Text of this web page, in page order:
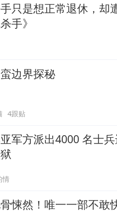
只是想正常退休，却
手》
边界探秘
4跟贴
军方派出4000 名士
情
悚然！唯一一部不敢